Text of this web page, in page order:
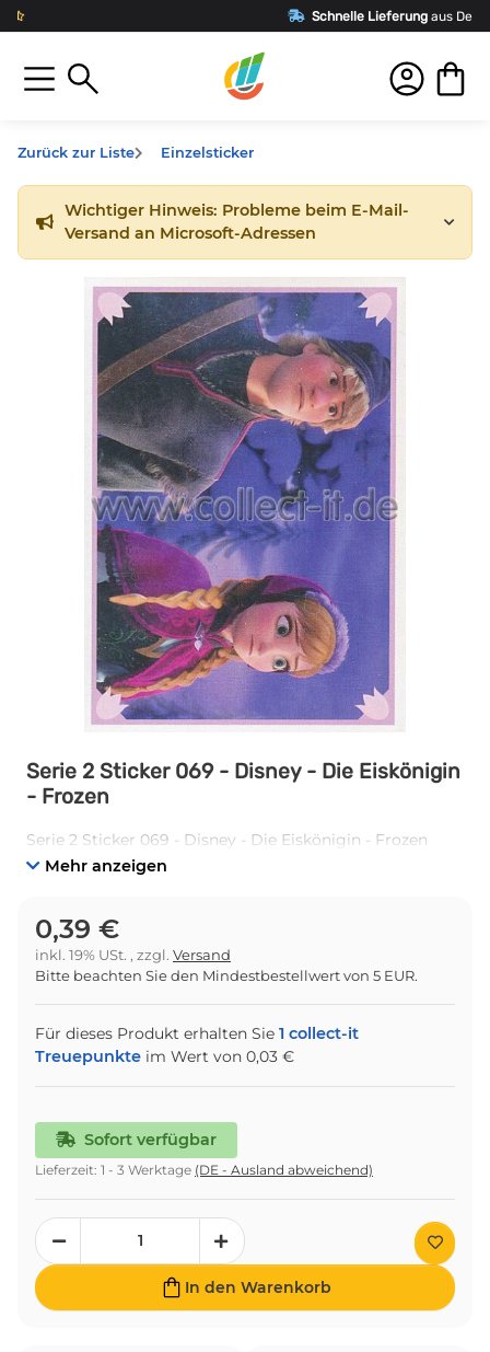
Schnelle Lieferung aus Deutschland
Zurück zur Liste Einzelsticker
Wichtiger Hinweis: Probleme beim E-Mail-
Versand an Microsoft-Adressen
Serie 2 Sticker 069 - Disney - Die Eiskönigin
- Frozen
Serie 2 Sticker 069 - Disney - Die Eiskönigin - Frozen
Mehr anzeigen
0,39 €
inkl. 19% USt. , zzgl. Versand
Bitte beachten Sie den Mindestbestellwert von 5 EUR.
Für dieses Produkt erhalten Sie 1 collect-it
Treuepunkte im Wert von 0,03 €
Sofort verfügbar
Lieferzeit: 1 - 3 Werktage (DE - Ausland abweichend)
In den Warenkorb